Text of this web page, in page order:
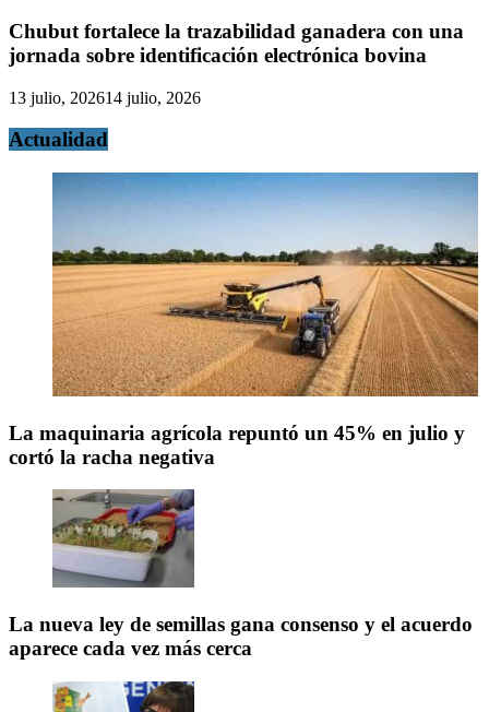
Chubut fortalece la trazabilidad ganadera con una
jornada sobre identificación electrónica bovina
13 julio, 202614 julio, 2026
Actualidad
La maquinaria agrícola repuntó un 45% en julio y
cortó la racha negativa
La nueva ley de semillas gana consenso y el acuerdo
aparece cada vez más cerca